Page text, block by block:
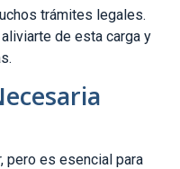
trámites legales.
de esta carga y
pero es esencial para